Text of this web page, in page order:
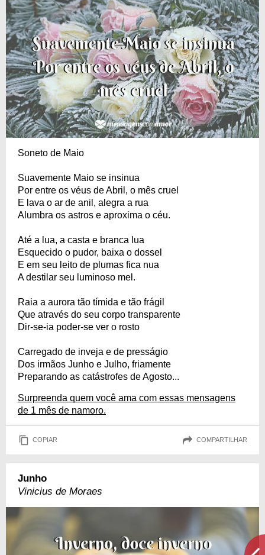
Soneto de Maio
Suavemente Maio se insinua
Por entre os véus de Abril, o mês cruel
E lava o ar de anil, alegra a rua
Alumbra os astros e aproxima o céu.
Até a lua, a casta e branca lua
Esquecido o pudor, baixa o dossel
E em seu leito de plumas fica nua
A destilar seu luminoso mel.
Raia a aurora tão tímida e tão frágil
Que através do seu corpo transparente
Dir-se-ia poder-se ver o rosto
Carregado de inveja e de presságio
Dos irmãos Junho e Julho, friamente
Preparando as catástrofes de Agosto...
Surpreenda quem você ama com essas mensagens
de 1 mês de namoro.
COPIAR COMPARTILHAR
Junho
Vinicius de Moraes